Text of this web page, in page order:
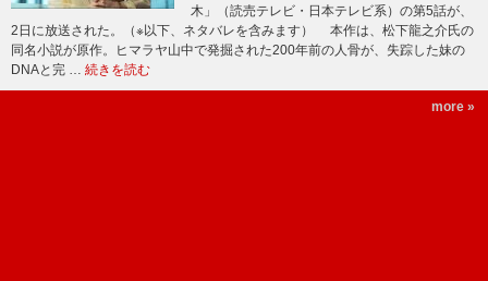
木」（読売テレビ・日本テレビ系）の第5話が、
2日に放送された。（※以下、ネタバレを含みます） 本作は、松下龍之介氏の
同名小説が原作。ヒマラヤ山中で発掘された200年前の人骨が、失踪した妹の
DNAと完 … 続きを読む
more »